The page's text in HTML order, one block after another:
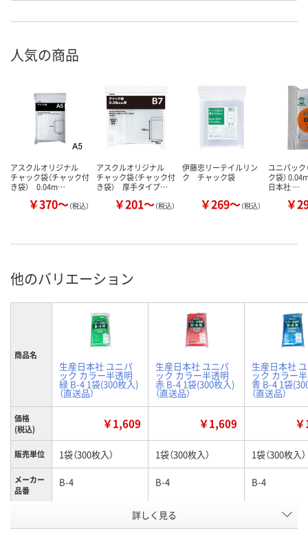
人気の商品
アスクルオリジナル
チャック袋（チャック付
き袋） 0.04m…
￥370～（税込）
アスクルオリジナル
チャック袋（チャック付
き袋） 厚手タイプ…
￥201～（税込）
伊藤忠リーテイルリン
ク チャック袋
￥269～（税込）
ユニパック
ク袋）
日本社 …
￥
他のバリエーション
商品名
生産日本社 ユニパ
ック カラー半透明
緑 B-4 1袋(300枚入)
（直送品）
生産日本社 ユニパ
ック カラー半透明
赤 B-4 1袋(300枚入)
（直送品）
生産日本社
ック カラー
青 B-4 1袋
（直送品）
価格
(税込)
￥1,609 ￥1,609
販売単位 1袋（300枚入） 1袋（300枚入） 1袋（300枚入）
メーカー
品番
B-4 B-4 B-4
赤
詳しく見る